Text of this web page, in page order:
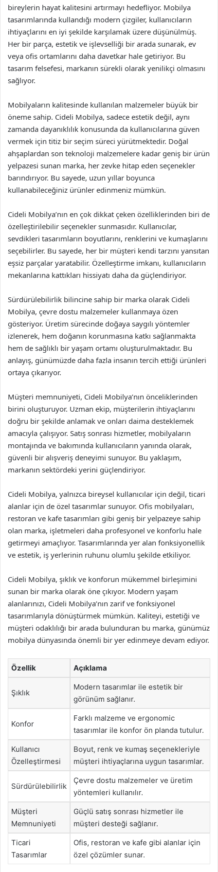
bireylerin hayat kalitesini artırmayı hedefliyor. Mobilya
tasarımlarında kullandığı modern çizgiler, kullanıcıların
ihtiyaçlarını en iyi şekilde karşılamak üzere düşünülmüş.
Her bir parça, estetik ve işlevselliği bir arada sunarak, ev
veya ofis ortamlarını daha davetkar hale getiriyor. Bu
tasarım felsefesi, markanın sürekli olarak yenilikçi olmasını
sağlıyor.
Mobilyaların kalitesinde kullanılan malzemeler büyük bir
öneme sahip. Cideli Mobilya, sadece estetik değil, aynı
zamanda dayanıklılık konusunda da kullanıcılarına güven
vermek için titiz bir seçim süreci yürütmektedir. Doğal
ahşaplardan son teknoloji malzemelere kadar geniş bir ürün
yelpazesi sunan marka, her zevke hitap eden seçenekler
barındırıyor. Bu sayede, uzun yıllar boyunca
kullanabileceğiniz ürünler edinmeniz mümkün.
Cideli Mobilya’nın en çok dikkat çeken özelliklerinden biri de
özelleştirilebilir seçenekler sunmasıdır. Kullanıcılar,
sevdikleri tasarımların boyutlarını, renklerini ve kumaşlarını
seçebilirler. Bu sayede, her bir müşteri kendi tarzını yansıtan
eşsiz parçalar yaratabilir. Özelleştirme imkanı, kullanıcıların
mekanlarına kattıkları hissiyatı daha da güçlendiriyor.
Sürdürülebilirlik bilincine sahip bir marka olarak Cideli
Mobilya, çevre dostu malzemeler kullanmaya özen
gösteriyor. Üretim sürecinde doğaya saygılı yöntemler
izlenerek, hem doğanın korunmasına katkı sağlanmakta
hem de sağlıklı bir yaşam ortamı oluşturulmaktadır. Bu
anlayış, günümüzde daha fazla insanın tercih ettiği ürünleri
ortaya çıkarıyor.
Müşteri memnuniyeti, Cideli Mobilya’nın önceliklerinden
birini oluşturuyor. Uzman ekip, müşterilerin ihtiyaçlarını
doğru bir şekilde anlamak ve onları daima desteklemek
amacıyla çalışıyor. Satış sonrası hizmetler, mobilyaların
montajında ve bakımında kullanıcıların yanında olarak,
güvenli bir alışveriş deneyimi sunuyor. Bu yaklaşım,
markanın sektördeki yerini güçlendiriyor.
Cideli Mobilya, yalnızca bireysel kullanıcılar için değil, ticari
alanlar için de özel tasarımlar sunuyor. Ofis mobilyaları,
restoran ve kafe tasarımları gibi geniş bir yelpazeye sahip
olan marka, işletmeleri daha profesyonel ve konforlu hale
getirmeyi amaçlıyor. Tasarımlarında yer alan fonksiyonellik
ve estetik, iş yerlerinin ruhunu olumlu şekilde etkiliyor.
Cideli Mobilya, şıklık ve konforun mükemmel birleşimini
sunan bir marka olarak öne çıkıyor. Modern yaşam
alanlarınızı, Cideli Mobilya’nın zarif ve fonksiyonel
tasarımlarıyla dönüştürmek mümkün. Kaliteyi, estetiği ve
müşteri odaklılığı bir arada bulunduran bu marka, günümüz
mobilya dünyasında önemli bir yer edinmeye devam ediyor.
Özellik Açıklama
Şıklık
Modern tasarımlar ile estetik bir
görünüm sağlanır.
Konfor
Farklı malzeme ve ergonomic
tasarımlar ile konfor ön planda tutulur.
Kullanıcı
Özelleştirmesi
Boyut, renk ve kumaş seçenekleriyle
müşteri ihtiyaçlarına uygun tasarımlar.
Sürdürülebilirlik
Çevre dostu malzemeler ve üretim
yöntemleri kullanılır.
Müşteri
Memnuniyeti
Güçlü satış sonrası hizmetler ile
müşteri desteği sağlanır.
Ticari
Tasarımlar
Ofis, restoran ve kafe gibi alanlar için
özel çözümler sunar.